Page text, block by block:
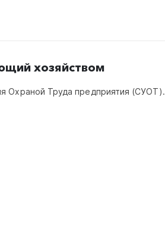
хозяйством
Охраной Труда предприятия (СУОТ).